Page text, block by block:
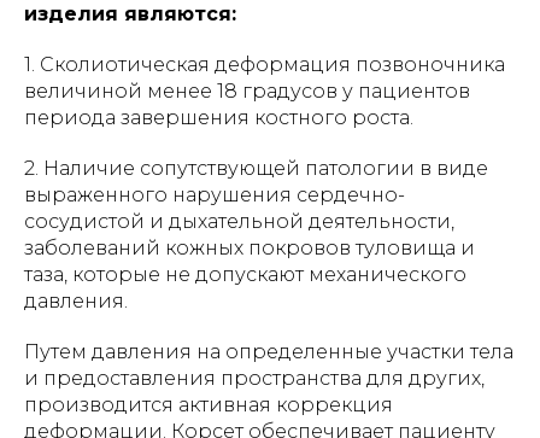
изделия являются:
1. Сколиотическая деформация позвоночника
величиной менее 18 градусов у пациентов
периода завершения костного роста.
2. Наличие сопутствующей патологии в виде
выраженного нарушения сердечно-
сосудистой и дыхательной деятельности,
заболеваний кожных покровов туловища и
таза, которые не допускают механического
давления.
Путем давления на определенные участки тела
и предоставления пространства для других,
производится активная коррекция
деформации. Корсет обеспечивает пациенту